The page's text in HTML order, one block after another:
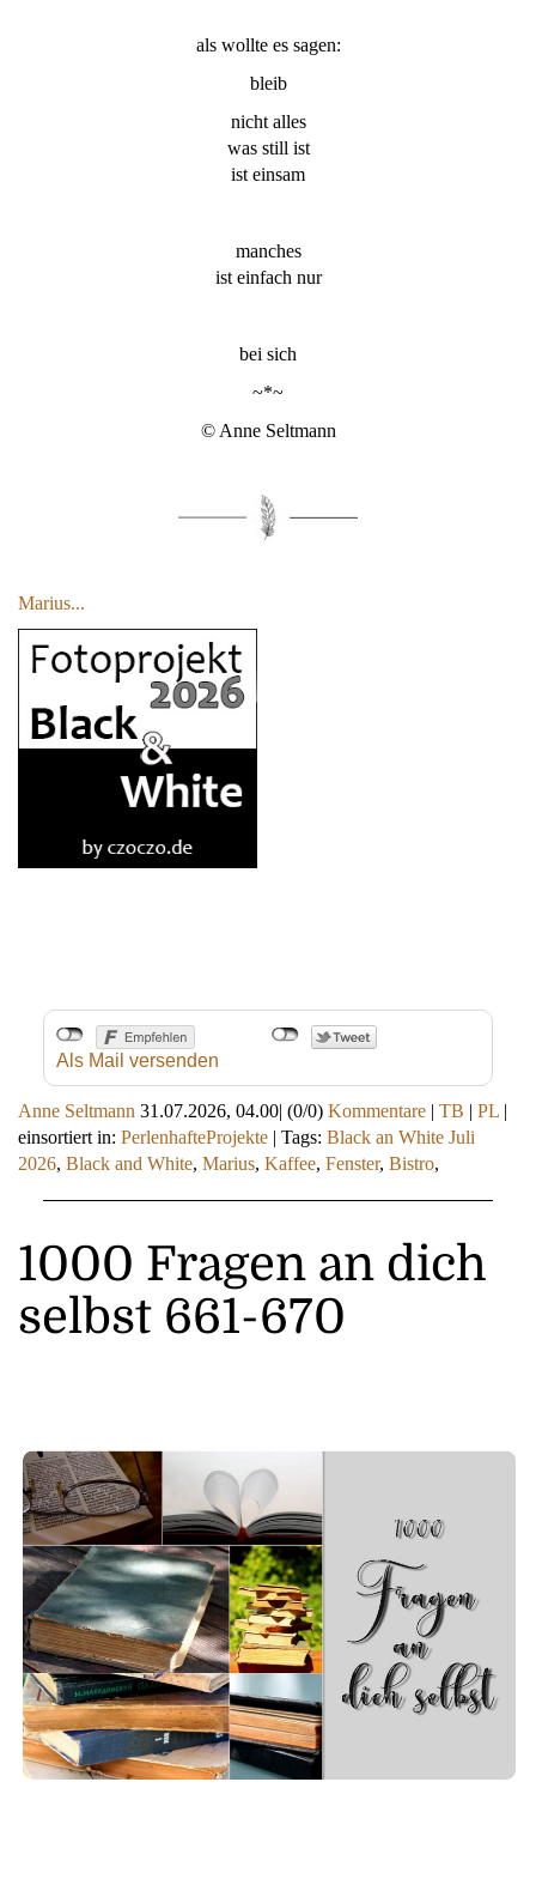
als wollte es sagen:
bleib
nicht alles
was still ist
ist einsam
manches
ist einfach nur
bei sich
~*~
© Anne Seltmann
Marius...
Als Mail versenden
Anne Seltmann 31.07.2026, 04.00| (0/0) Kommentare | TB | PL |
einsortiert in: PerlenhafteProjekte | Tags: Black an White Juli
2026, Black and White, Marius, Kaffee, Fenster, Bistro,
1000 Fragen an dich
selbst 661-670